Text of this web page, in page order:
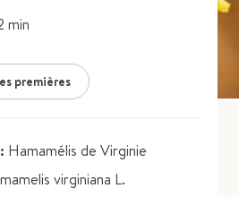
min
premières
Hamamélis de Virginie
virginiana L.